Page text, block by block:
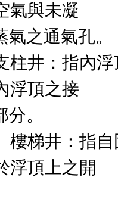
氣與未凝
之通氣孔。
柱井：指內
浮頂之接
。
樓梯井：指
浮頂上之開